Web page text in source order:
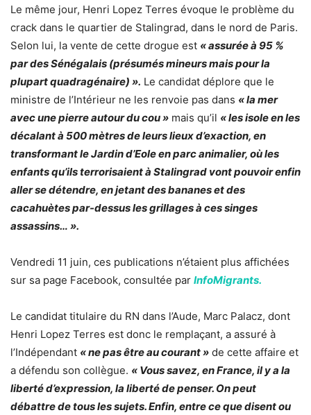
Le même jour, Henri Lopez Terres évoque le problème du
crack dans le quartier de Stalingrad, dans le nord de Paris.
Selon lui, la vente de cette drogue est « assurée à 95 %
par des Sénégalais (présumés mineurs mais pour la
plupart quadragénaire) ». Le candidat déplore que le
ministre de l’Intérieur ne les renvoie pas dans « la mer
avec une pierre autour du cou » mais qu’il « les isole en les
décalant à 500 mètres de leurs lieux d’exaction, en
transformant le Jardin d’Eole en parc animalier, où les
enfants qu’ils terrorisaient à Stalingrad vont pouvoir enfin
aller se détendre, en jetant des bananes et des
cacahuètes par-dessus les grillages à ces singes
assassins… ».
Vendredi 11 juin, ces publications n’étaient plus affichées
sur sa page Facebook, consultée par InfoMigrants.
Le candidat titulaire du RN dans l’Aude, Marc Palacz, dont
Henri Lopez Terres est donc le remplaçant, a assuré à
l’Indépendant « ne pas être au courant » de cette affaire et
a défendu son collègue. « Vous savez, en France, il y a la
liberté d’expression, la liberté de penser. On peut
débattre de tous les sujets. Enfin, entre ce que disent ou